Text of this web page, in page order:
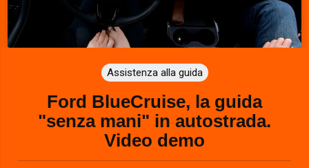
Assistenza alla guida
Ford BlueCruise, la guida
"senza mani" in autostrada.
Video demo